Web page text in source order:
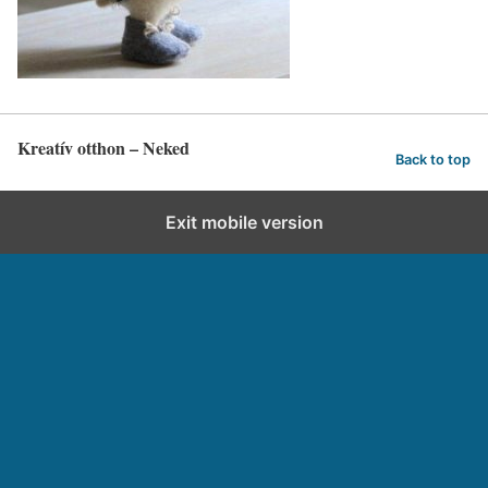
Kreatív otthon – Neked Back to top
Exit mobile version